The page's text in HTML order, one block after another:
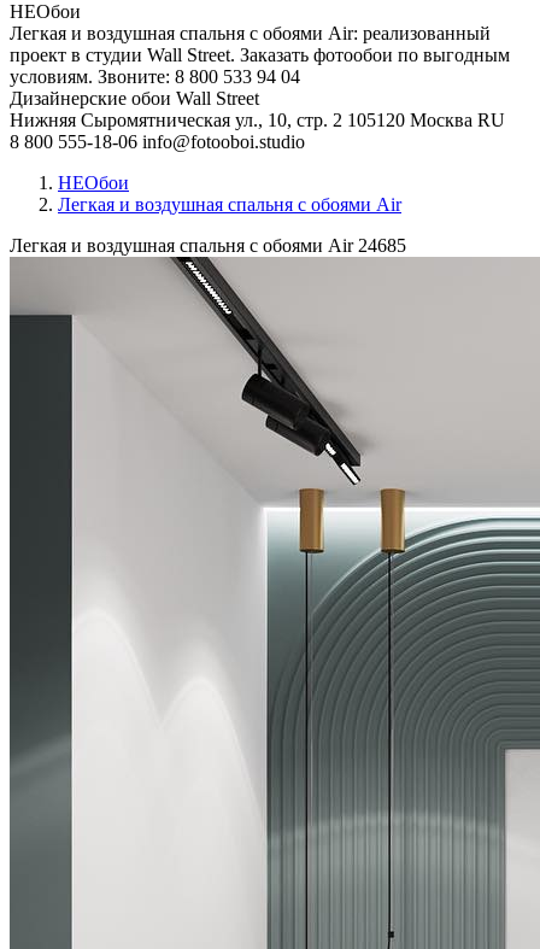
НЕОбои
Легкая и воздушная спальня с обоями Air: реализованный
проект в студии Wall Street. Заказать фотообои по выгодным
условиям. Звоните: 8 800 533 94 04
Дизайнерские обои Wall Street
Нижняя Сыромятническая ул., 10, стр. 2 105120 Москва RU
8 800 555-18-06 info@fotooboi.studio
НЕОбои
Легкая и воздушная спальня с обоями Air
Легкая и воздушная спальня с обоями Air 24685